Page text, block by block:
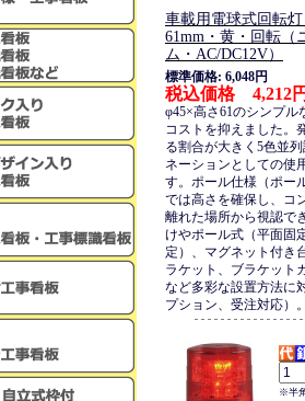
車載用電球式回転
61mm・黄・回転（
ム・AC/DC12V）
標準価格: 6,048円
税込価格 4,212
φ45×高さ61のシンプル
コストを抑えました。
る割合が大きく5色並
ネーションとしての使
す。ポール仕様（ポー
では高さを確保し、コ
離れた場所から視認で
けやポール式（平面固
定）、マグネット付き
ラケット、ブラケット
など多彩な設置方法に
プション、受注対応）
※半